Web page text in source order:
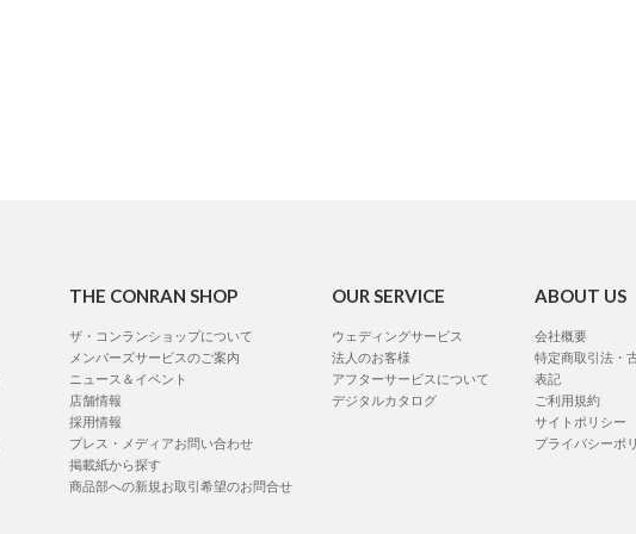
THE CONRAN SHOP
ザ・コンランショップについて
メンバーズサービスのご案内
ニュース＆イベント
店舗情報
採用情報
プレス・メディアお問い合わせ
掲載紙から探す
商品部への新規お取引希望のお問合せ
OUR SERVICE
ウェディングサービス
法人のお客様
アフターサービスについて
デジタルカタログ
ABOUT US
会社概要
特定商取引法・
表記
ご利用規約
サイトポリシー
プライバシーポ